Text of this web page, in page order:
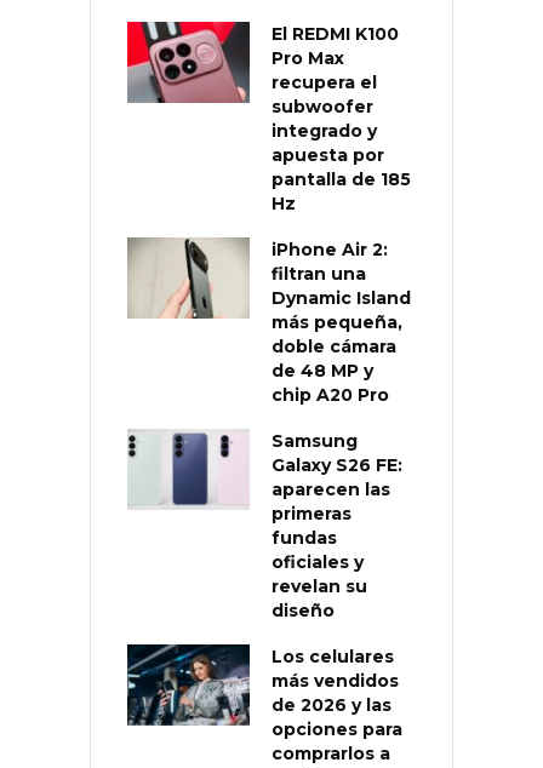
El REDMI K100
Pro Max
recupera el
subwoofer
integrado y
apuesta por
pantalla de 185
Hz
iPhone Air 2:
filtran una
Dynamic Island
más pequeña,
doble cámara
de 48 MP y
chip A20 Pro
Samsung
Galaxy S26 FE:
aparecen las
primeras
fundas
oficiales y
revelan su
diseño
Los celulares
más vendidos
de 2026 y las
opciones para
comprarlos a